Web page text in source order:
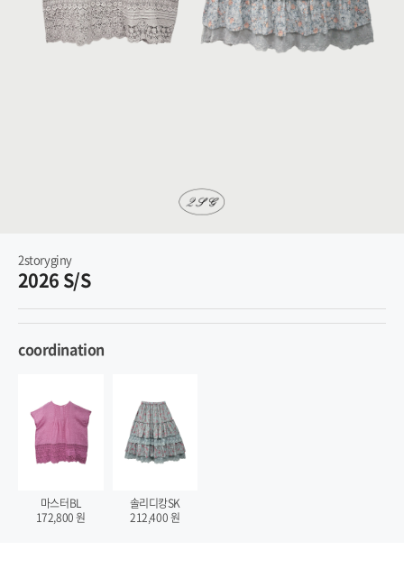
2storyginy
2026 S/S
coordination
마스터BL
172,800원
솔리디캉SK
212,400원